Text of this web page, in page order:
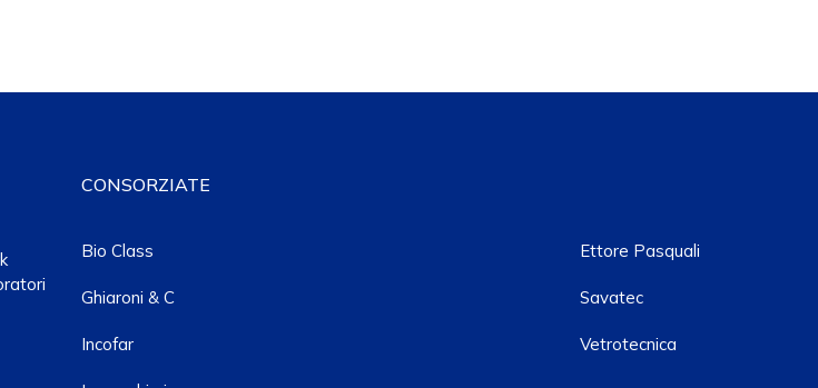
CONSORZIATE
Bio Class
Ghiaroni & C
Incofar
Ettore Pasquali
Savatec
Vetrotecnica